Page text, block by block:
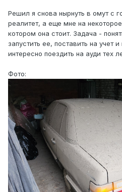
Решил я снова нырнуть в омут с
реалитет, а еще мне на
котором она стоит. Задача -
запустить ее, поставить на учет
интересно поездить на ауди тех
Фото: